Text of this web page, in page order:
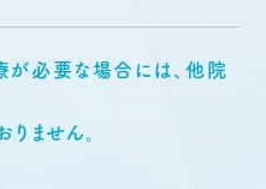
必要な場合には、他院
ません。